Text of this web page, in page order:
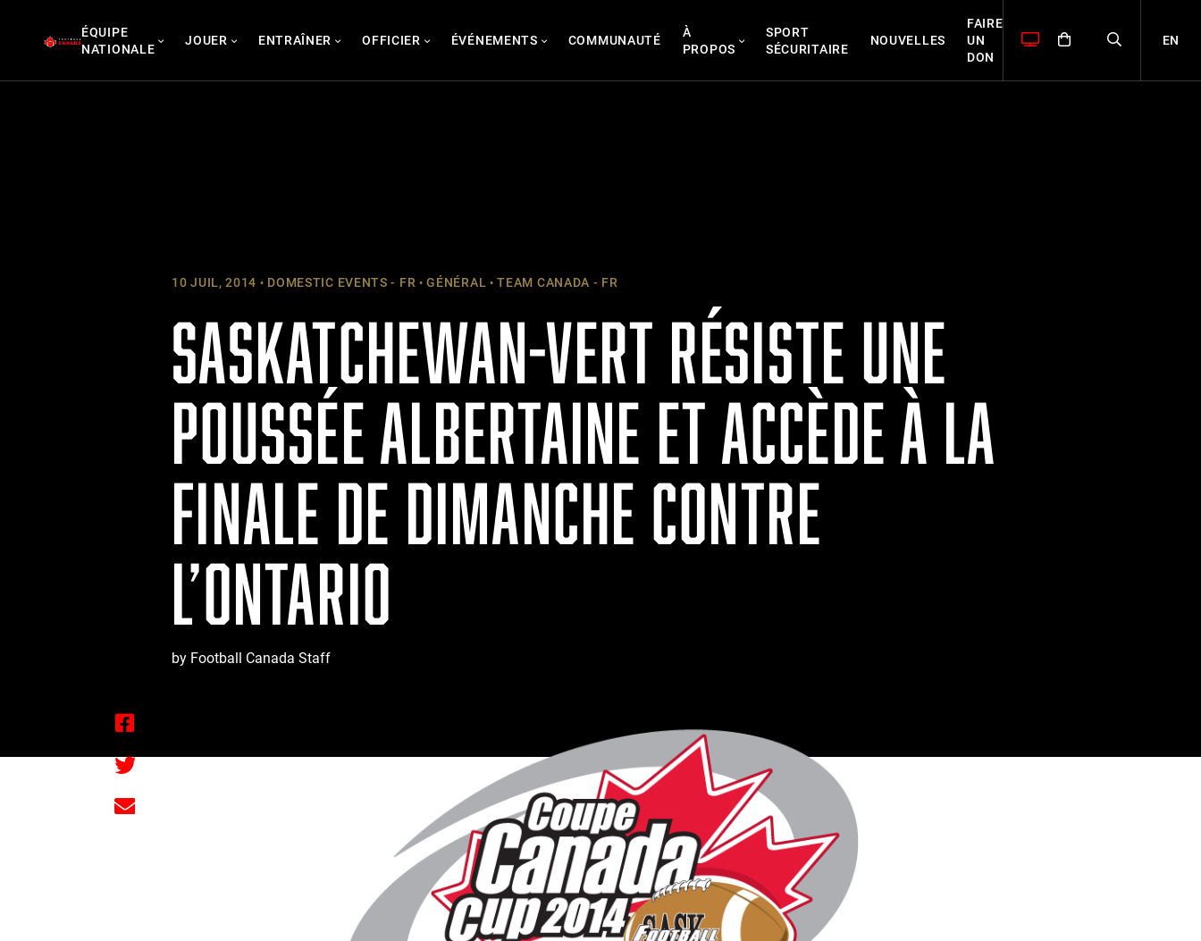
ÉQUIPE
NATIONALE
JOUER ENTRAÎNER OFFICIER ÉVÉNEMENTS COMMUNAUTÉ
À
PROPOS
SPORT
SÉCURITAIRE
NOUVELLES
FAIRE
UN
DON
EN
10 JUIL, 2014 DOMESTIC EVENTS - FR GÉNÉRAL TEAM CANADA - FR
SASKATCHEWAN-VERT RÉSISTE UNE
POUSSÉE ALBERTAINE ET ACCÈDE À LA
FINALE DE DIMANCHE CONTRE
L’ONTARIO
by Football Canada Staff